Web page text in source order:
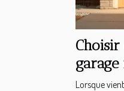
Lorsque